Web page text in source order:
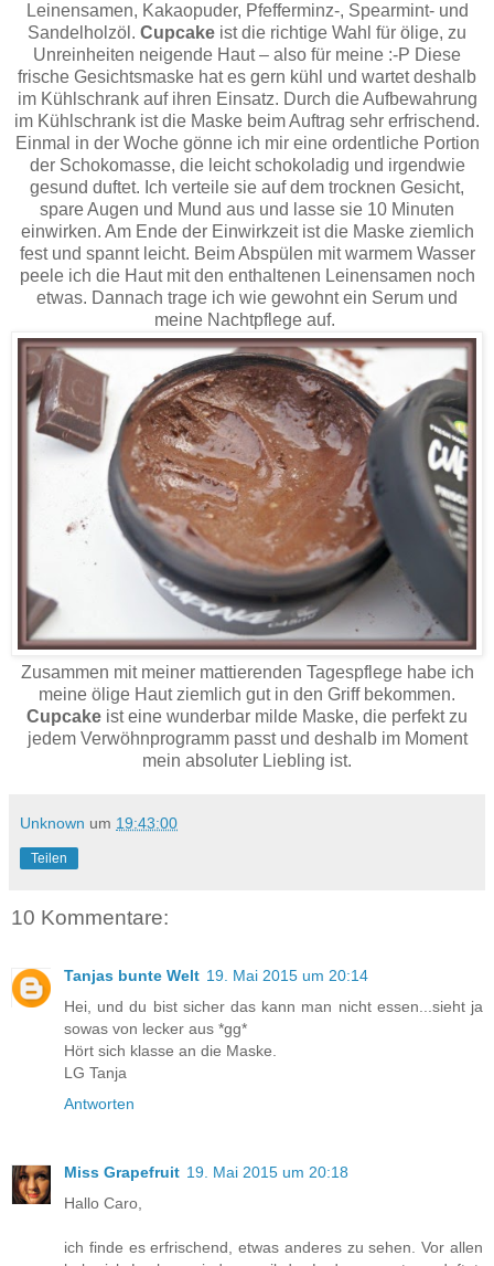
Leinensamen, Kakaopuder, Pfefferminz-, Spearmint- und
Sandelholzöl. Cupcake ist die richtige Wahl für ölige, zu
Unreinheiten neigende Haut – also für meine :-P Diese
frische Gesichtsmaske hat es gern kühl und wartet deshalb
im Kühlschrank auf ihren Einsatz. Durch die Aufbewahrung
im Kühlschrank ist die Maske beim Auftrag sehr erfrischend.
Einmal in der Woche gönne ich mir eine ordentliche Portion
der Schokomasse, die leicht schokoladig und irgendwie
gesund duftet. Ich verteile sie auf dem trocknen Gesicht,
spare Augen und Mund aus und lasse sie 10 Minuten
einwirken. Am Ende der Einwirkzeit ist die Maske ziemlich
fest und spannt leicht. Beim Abspülen mit warmem Wasser
peele ich die Haut mit den enthaltenen Leinensamen noch
etwas. Dannach trage ich wie gewohnt ein Serum und
meine Nachtpflege auf.
Zusammen mit meiner mattierenden Tagespflege habe ich
meine ölige Haut ziemlich gut in den Griff bekommen.
Cupcake ist eine wunderbar milde Maske, die perfekt zu
jedem Verwöhnprogramm passt und deshalb im Moment
mein absoluter Liebling ist.
Unknown um 19:43:00
Teilen
10 Kommentare:
Tanjas bunte Welt 19. Mai 2015 um 20:14
Hei, und du bist sicher das kann man nicht essen...sieht ja
sowas von lecker aus *gg*
Hört sich klasse an die Maske.
LG Tanja
Antworten
Miss Grapefruit 19. Mai 2015 um 20:18
Hallo Caro,
ich finde es erfrischend, etwas anderes zu sehen. Vor allen